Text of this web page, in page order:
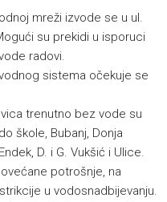
mreži izvode se u ul.
su prekidi u isporuci
radovi.
sistema očekuje se
trenutno bez vode su
škole, Bubanj, Donja
D. i G. Vukšić i Ulice.
potrošnje, na
u vodosnadbijevanju.